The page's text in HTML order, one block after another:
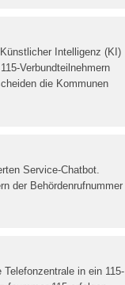
Intelligenz (KI)
Verbundteilnehmern
die Kommunen
Service-Chatbot.
der Behördenrufnummer
in ein 115-